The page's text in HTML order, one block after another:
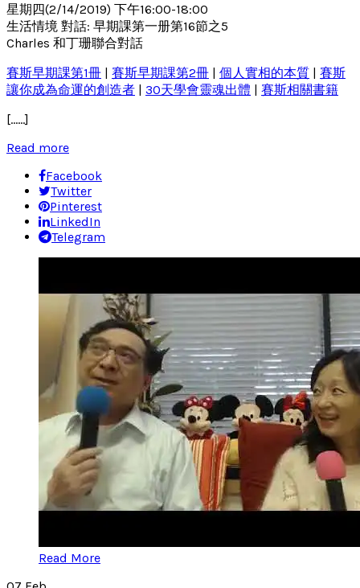
星期四(2/14/2019) 下午16:00-18:00
生活情境 對話: 早期課第一册第16節之5
Charles 和丁珊聯合對話
賽斯早期課第1冊 | 賽斯早期課第2冊 | 個人實相的本質 | 賽斯
讓你成為命運的創造者 | 30天學會靈魂出體 | 賽斯相關書籍
[……]
Read more
Facebook
Twitter
Pinterest
LinkedIn
Telegram
Read More